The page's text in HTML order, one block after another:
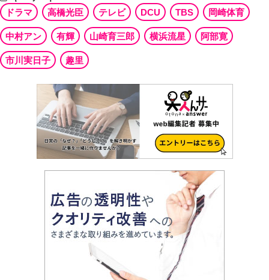
ドラマ
高橋光臣 テレビ DCU TBS 岡崎体育
中村アン 有輝 山崎育三郎 横浜流星 阿部寛
市川実日子 趣里